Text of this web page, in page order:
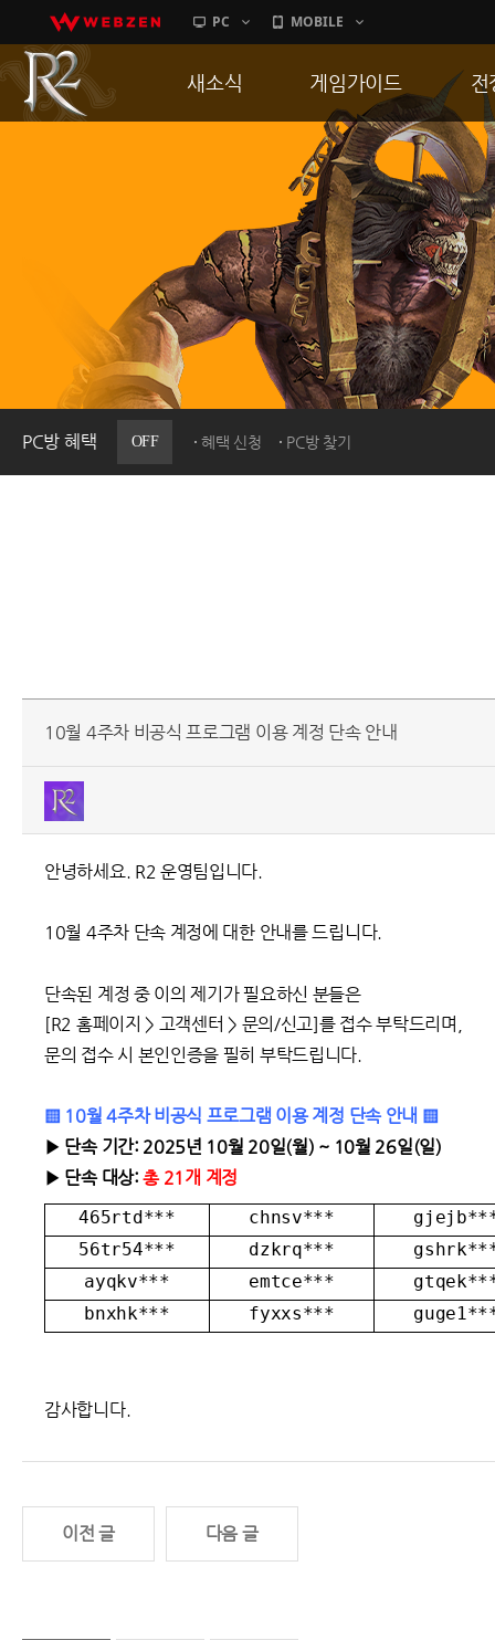
PC MOBILE
PC방 혜택 OFF 혜택 신청 PC방 찾기
새소식
이벤트
히스토리
PC방으로간다
게임가이드
게임 특징
서버가이드
신병훈련소
세부가이드
통합보급센터
전
통
공
10월 4주차 비공식 프로그램 이용 계정 단속 안내
안녕하세요. R2 운영팀입니다.
10월 4주차 단속 계정에 대한 안내를 드립니다.
단속된 계정 중 이의 제기가 필요하신 분들은
[R2 홈페이지 > 고객센터 > 문의/신고]를 접수 부탁드리며,
문의 접수 시 본인인증을 필히 부탁드립니다.
▒ 10월 4주차 비공식 프로그램 이용 계정 단속 안내 ▒
▶ 단속 기간: 2025년 10월 20일(월) ~ 10월 26일(일)
▶ 단속 대상:총 21개 계정
465rtd***
chnsv***
56tr54***
dzkrq***
ayqkv***
emtce***
bnxhk***
fyxxs***
감사합니다.
이전 글 다음 글